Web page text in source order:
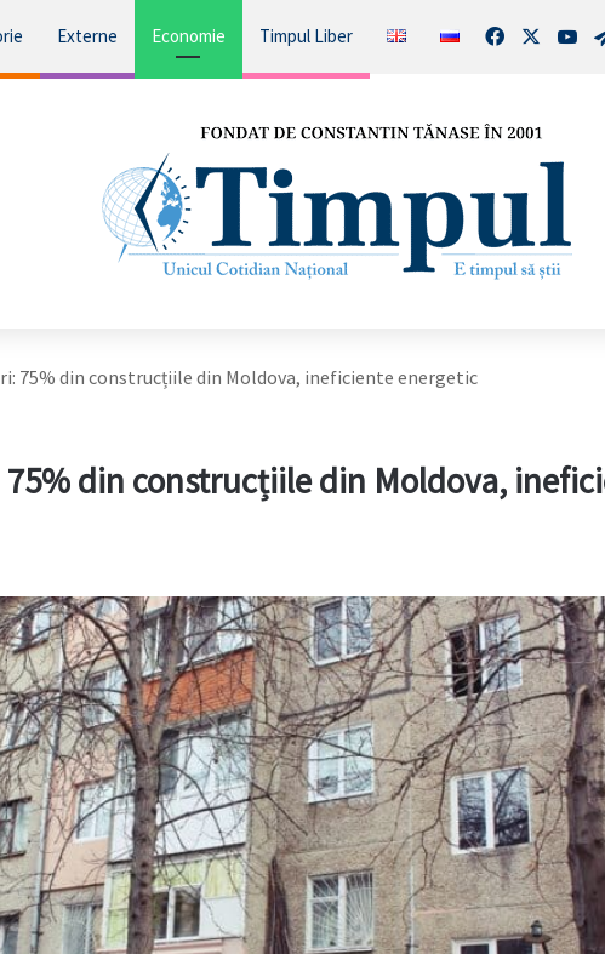
Externe Economie Timpul Liber Facebook
75% din construcțiile din Moldova, ineficiente energetic
din construcțiile din Moldova,